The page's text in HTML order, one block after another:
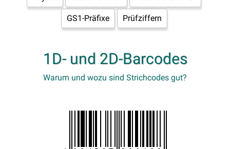
GS1-Präfixe Prüfziffern
1D- und 2D-Barcodes
Warum und wozu sind Strichcodes gut?